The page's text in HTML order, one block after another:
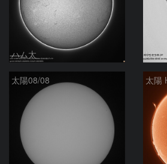
ハム太 ta-o
太陽08/08